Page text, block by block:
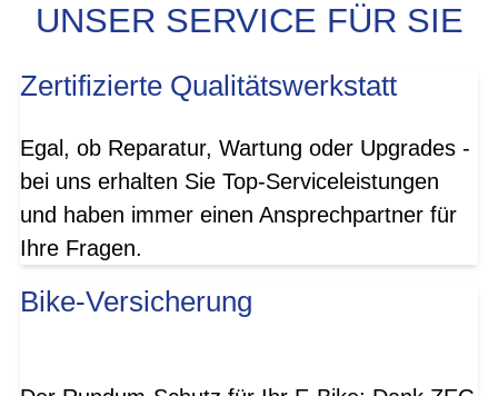
UNSER SERVICE FÜR SIE
Zertifizierte Qualitätswerkstatt
Egal, ob Reparatur, Wartung oder Upgrades -
bei uns erhalten Sie Top-Serviceleistungen
und haben immer einen Ansprechpartner für
Ihre Fragen.
Bike-Versicherung